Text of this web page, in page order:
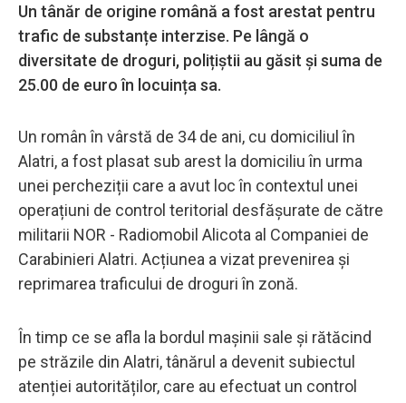
Un tânăr de origine română a fost arestat pentru
trafic de substanțe interzise. Pe lângă o
diversitate de droguri, polițiștii au găsit și suma de
25.00 de euro în locuința sa.
Un român în vârstă de 34 de ani, cu domiciliul în
Alatri, a fost plasat sub arest la domiciliu în urma
unei percheziții care a avut loc în contextul unei
operațiuni de control teritorial desfășurate de către
militarii NOR - Radiomobil Alicota al Companiei de
Carabinieri Alatri. Acțiunea a vizat prevenirea și
reprimarea traficului de droguri în zonă.
În timp ce se afla la bordul mașinii sale și rătăcind
pe străzile din Alatri, tânărul a devenit subiectul
atenției autorităților, care au efectuat un control